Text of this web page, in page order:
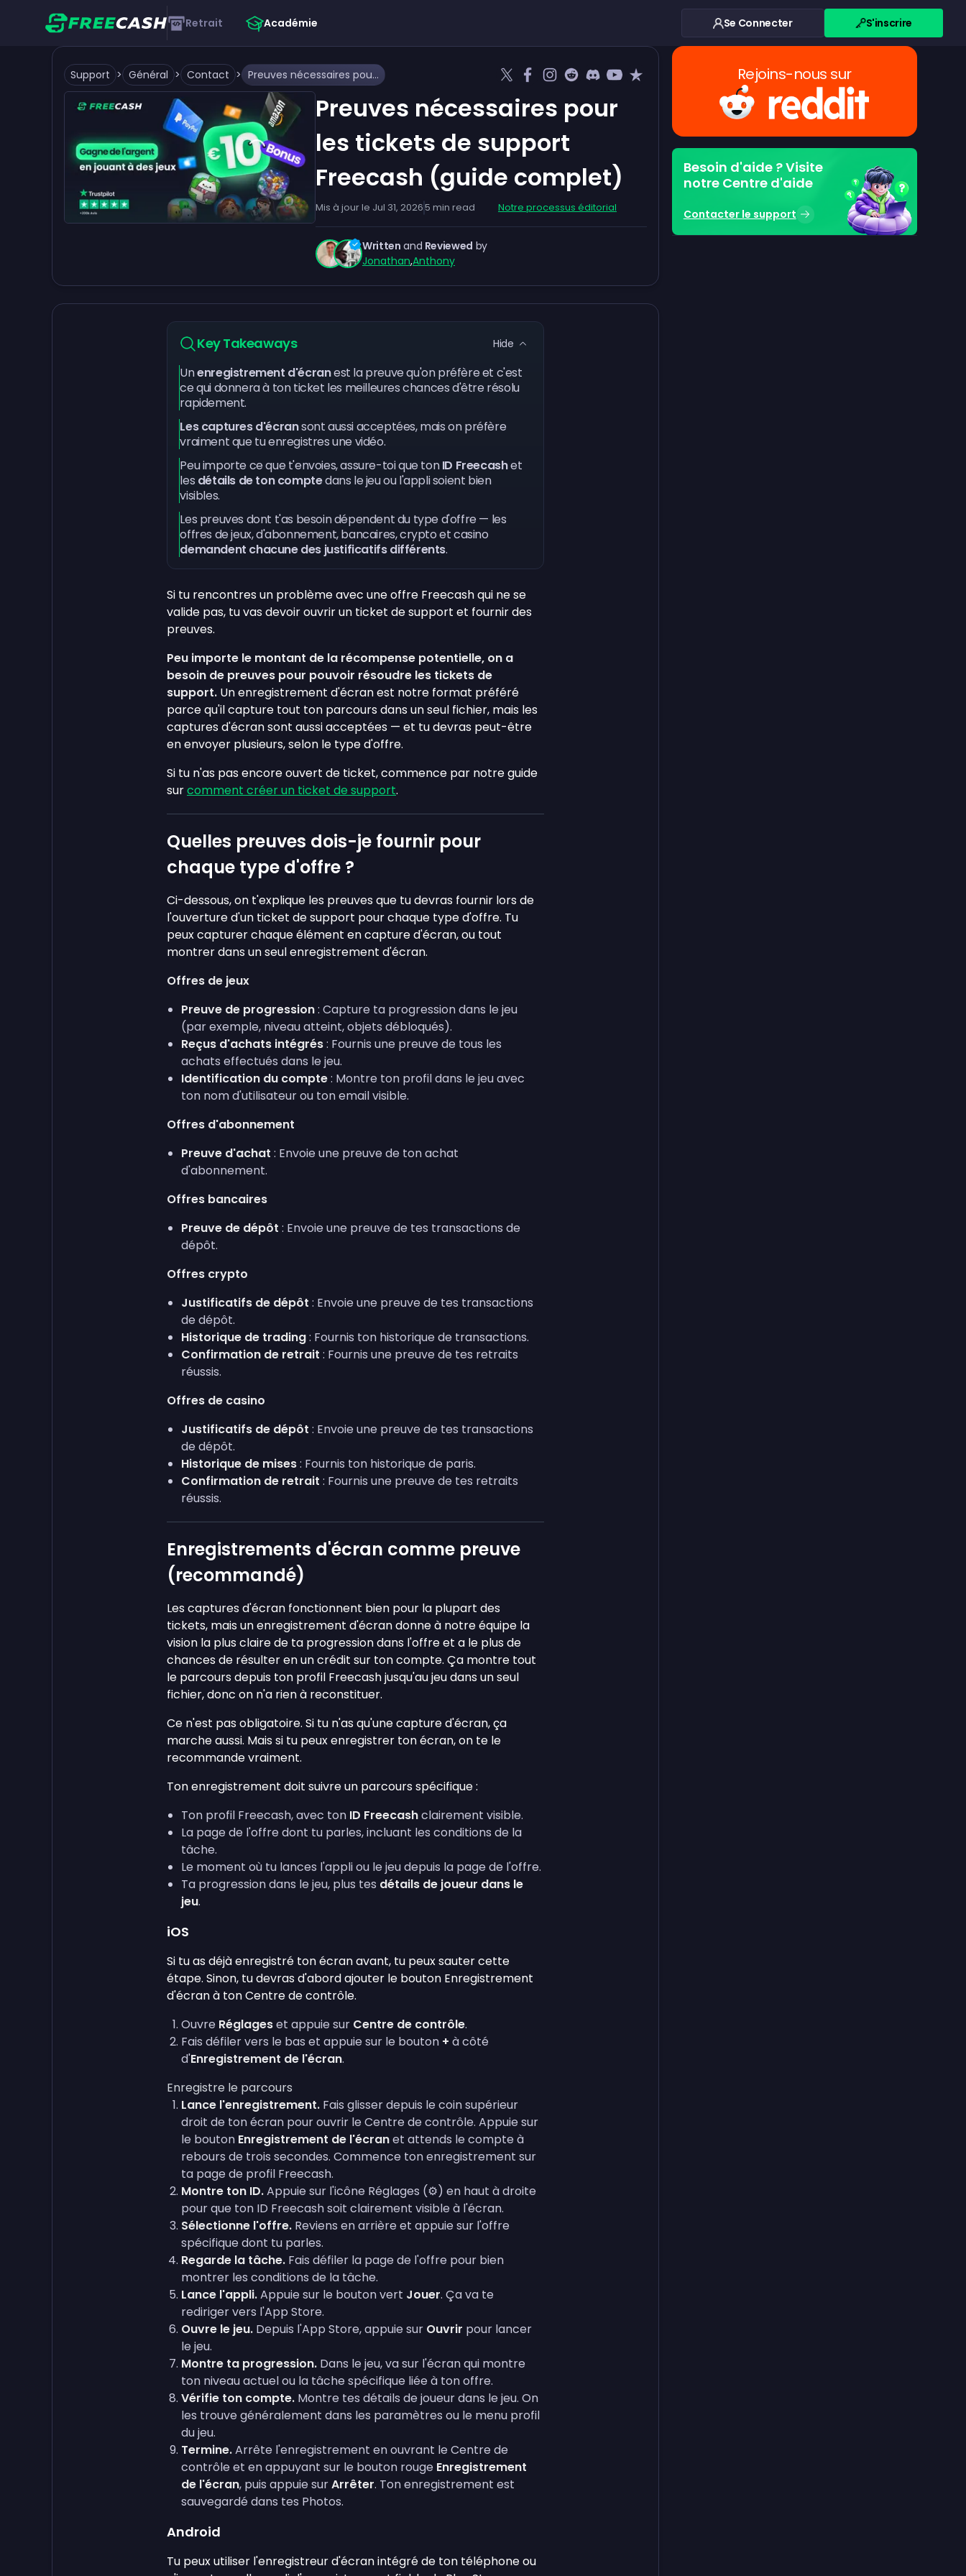
Retrait Académie Se Connecter S'inscrire
Support > Général > Contact > Preuves nécessaires pour les tickets de support Freecash (guide complet)
Preuves nécessaires pour
les tickets de support
Freecash (guide complet)
Mis à jour le Jul 31, 20265 min read Notre processus éditorial
Written and Reviewed by
Jonathan,Anthony
Key Takeaways Hide
Unenregistrement d'écranest la preuve qu'on préfère et c'est
ce qui donnera à ton ticket les meilleures chances d'être résolu
rapidement.
Les captures d'écransont aussi acceptées, mais on préfère
vraiment que tu enregistres une vidéo.
Peu importe ce que t'envoies, assure-toi que tonID Freecashet
les détails de ton comptedans le jeu ou l'appli soient bien
visibles.
Les preuves dont t'as besoin dépendent du type d'offre — les
offres de jeux, d'abonnement, bancaires, crypto et casino
demandent chacune des justificatifs différents.
Si tu rencontres un problème avec une offre Freecash qui ne se
valide pas, tu vas devoir ouvrir un ticket de support et fournir des
preuves.
Peu importe le montant de la récompense potentielle, on a
besoin de preuves pour pouvoir résoudre les tickets de
support. Un enregistrement d'écran est notre format préféré
parce qu'il capture tout ton parcours dans un seul fichier, mais les
captures d'écran sont aussi acceptées — et tu devras peut-être
en envoyer plusieurs, selon le type d'offre.
Si tu n'as pas encore ouvert de ticket, commence par notre guide
surcomment créer un ticket de support.
Quelles preuves dois-je fournir pour
chaque type d'offre ?
Ci-dessous, on t'explique les preuves que tu devras fournir lors de
l'ouverture d'un ticket de support pour chaque type d'offre. Tu
peux capturer chaque élément en capture d'écran, ou tout
montrer dans un seul enregistrement d'écran.
Offres de jeux
Preuve de progression: Capture ta progression dans le jeu
(par exemple, niveau atteint, objets débloqués).
Reçus d'achats intégrés: Fournis une preuve de tous les
achats effectués dans le jeu.
Identification du compte: Montre ton profil dans le jeu avec
ton nom d'utilisateur ou ton email visible.
Offres d'abonnement
Preuve d'achat : Envoie une preuve de ton achat
d'abonnement.
Offres bancaires
Preuve de dépôt : Envoie une preuve de tes transactions de
dépôt.
Offres crypto
Justificatifs de dépôt : Envoie une preuve de tes transactions
de dépôt.
Historique de trading: Fournis ton historique de transactions.
Confirmation de retrait : Fournis une preuve de tes retraits
réussis.
Offres de casino
Justificatifs de dépôt : Envoie une preuve de tes transactions
de dépôt.
Historique de mises: Fournis ton historique de paris.
Confirmation de retrait : Fournis une preuve de tes retraits
réussis.
Enregistrements d'écran comme preuve
(recommandé)
Les captures d'écran fonctionnent bien pour la plupart des
tickets, mais un enregistrement d'écran donne à notre équipe la
vision la plus claire de ta progression dans l'offre et a le plus de
chances de résulter en un crédit sur ton compte. Ça montre tout
le parcours depuis ton profil Freecash jusqu'au jeu dans un seul
fichier, donc on n'a rien à reconstituer.
Ce n'est pas obligatoire. Si tu n'as qu'une capture d'écran, ça
marche aussi. Mais si tu peux enregistrer ton écran, on te le
recommande vraiment.
Ton enregistrement doit suivre un parcours spécifique :
Ton profil Freecash, avec ton ID Freecashclairement visible.
La page de l'offre dont tu parles, incluant les conditions de la
tâche.
Le moment où tu lances l'appli ou le jeu depuis la page de l'offre.
Ta progression dans le jeu, plus tes détails de joueur dans le
jeu.
iOS
Si tu as déjà enregistré ton écran avant, tu peux sauter cette
étape. Sinon, tu devras d'abord ajouter le bouton Enregistrement
d'écran à ton Centre de contrôle.
Ouvre Réglageset appuie sur Centre de contrôle.
Fais défiler vers le bas et appuie sur le bouton + à côté
d'Enregistrement de l'écran.
Enregistre le parcours
Lance l'enregistrement. Fais glisser depuis le coin supérieur
droit de ton écran pour ouvrir le Centre de contrôle. Appuie sur
le bouton Enregistrement de l'écranet attends le compte à
rebours de trois secondes. Commence ton enregistrement sur
ta page de profil Freecash.
Montre ton ID.Appuie sur l'icône Réglages (⚙️) en haut à droite
pour que ton ID Freecash soit clairement visible à l'écran.
Sélectionne l'offre. Reviens en arrière et appuie sur l'offre
spécifique dont tu parles.
Regarde la tâche. Fais défiler la page de l'offre pour bien
montrer les conditions de la tâche.
Lance l'appli.Appuie sur le bouton vert Jouer. Ça va te
rediriger vers l'App Store.
Ouvre le jeu. Depuis l'App Store, appuie sur Ouvrir pour lancer
le jeu.
Montre ta progression. Dans le jeu, va sur l'écran qui montre
ton niveau actuel ou la tâche spécifique liée à ton offre.
Vérifie ton compte. Montre tes détails de joueur dans le jeu. On
les trouve généralement dans les paramètres ou le menu profil
du jeu.
Termine.Arrête l'enregistrement en ouvrant le Centre de
contrôle et en appuyant sur le bouton rouge Enregistrement
de l'écran, puis appuie surArrêter. Ton enregistrement est
sauvegardé dans tes Photos.
Android
Tu peux utiliser l'enregistreur d'écran intégré de ton téléphone ou
Rejoins-nous sur
Besoin d'aide ? Visite
notre Centre d'aide
Contacter le support